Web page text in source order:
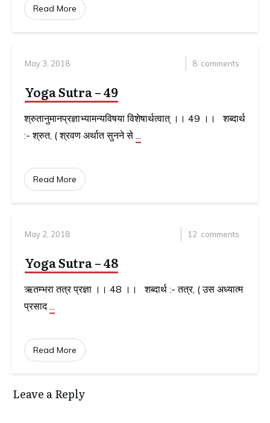
Read More
May 3, 2018 8 comments
Yoga Sutra – 49
श्रुतानुमानप्रज्ञाभ्यामन्यविषया विशेषार्थत्वात् ।। 49 ।। शब्दार्थ
:- श्रुत, ( श्रवण अर्थात सुनने से ...
Read More
May 2, 2018 12 comments
Yoga Sutra – 48
ऋतम्भरा तत्र प्रज्ञा ।। 48 ।। शब्दार्थ :- तत्र, ( उस अध्यात्म
प्रसाद...
Read More
Leave a Reply